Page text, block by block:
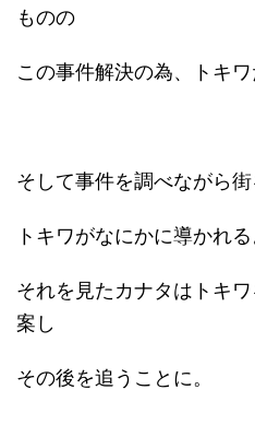
ものの
この事件解決の為、トキワ
そして事件を調べながら
トキワがなにかに導かれる
それを見たカナタはトキ
案し
その後を追うことに。